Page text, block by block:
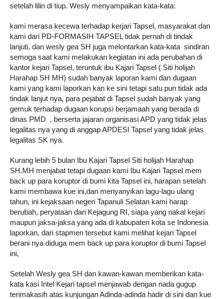
setelah lilin di tiup. Wesly menyampaikan kata-kata:
kami merasa kecewa terhadap kerjari Tapsel, masyarakat dan
kami dari PD-FORMASIH TAPSEL tidak pernah di tindak
lanjuti, dan wesly gea SH juga melontarkan kata-kata  sindiran
semoga saat kami melakukan kegiatan ini ada perubahan di
kantor kejari Tapsel, teruntuk ibu Kajari Tapsel ( Siti holijah
Harahap SH MH) sudah banyak laporan kami dan dugaan
kami yang kami laporkan kan ke sini tetapi satu pun tidak ada
tindak lanjut nya, para pejabat di Tapsel sudah banyak yang
gemuk terhadap dugaan korupsi berjamaah yang berada di
dinas PMD  , berserta jajaran organisasi APD yang tidak jelas
legalitas nya yang di anggap APDESI Tapsel yang tidak jelas
legalitas SK nya.
Kurang lebih 5 bulan Ibu Kajari Tapsel Siti holijah Harahap
SH.MH menjabat tetapi dugaan kami Ibu Kajari Tapsel mem
back up para koruptor di bumi kita Tapsel ini, harapan setelah
kami membawa kue ini,dan menyanyikan lagu-lagu ulang
tahun, ini kejaksaan negeri Tapanuli Selatan kami harap
berubah, peryataan dari Kejagung RI, siapa yang nakal kejari
maupun jaksa-jaksa yang ada di kabupaten kota se Indonesia
laporkan, dari stapmen tersebut kami melihat kejari Tapsel
berani nya diduga mem back up para koruptor di bumi Tapsel
ini,
Setelah Wesly gea SH dan kawan-kawan memberikan kata-
kata kasi Intel Kejari tapsel menjawab dengan nada gugup
terimakasih atas kunjungan Adinda-adinda hadir di sini dan kue